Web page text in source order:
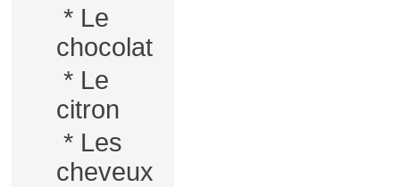
* Le
chocolat
* Le
citron
* Les
cheveux